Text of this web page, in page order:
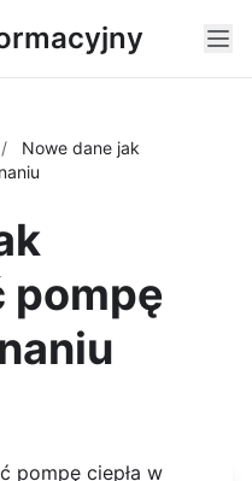
/
Nowe dane jak
pompę